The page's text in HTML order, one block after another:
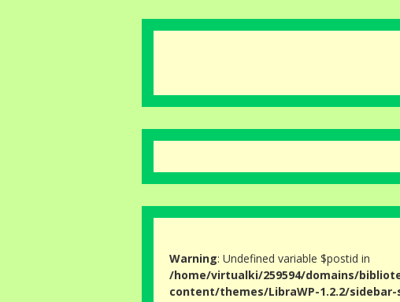
Warning: Undefined variable $postid in
/home/virtualki/259594/domains/
content/themes/LibraWP-1.2.2/sidebar-